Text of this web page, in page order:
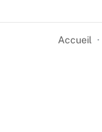
Accueil